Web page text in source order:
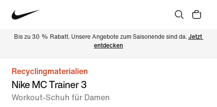
Bis zu 30 % Rabatt. Unsere Angebote zum Saisonende sind da. Jetzt
entdecken
Recyclingmaterialien
Nike MC Trainer 3
Workout-Schuh für Damen